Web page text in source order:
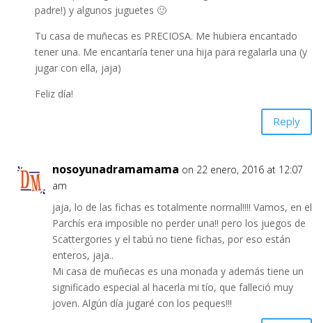
padre!) y algunos juguetes 🙂
Tu casa de muñecas es PRECIOSA. Me hubiera encantado
tener una. Me encantaría tener una hija para regalarla una (y
jugar con ella, jaja)
Feliz día!
Reply
nosoyunadramamama on 22 enero, 2016 at 12:07
am
jaja, lo de las fichas es totalmente normal!!!! Vamos, en el
Parchís era imposible no perder una!! pero los juegos de
Scattergories y el tabú no tiene fichas, por eso están
enteros, jaja..
Mi casa de muñecas es una monada y además tiene un
significado especial al hacerla mi tío, que falleció muy
joven. Algún día jugaré con los peques!!!